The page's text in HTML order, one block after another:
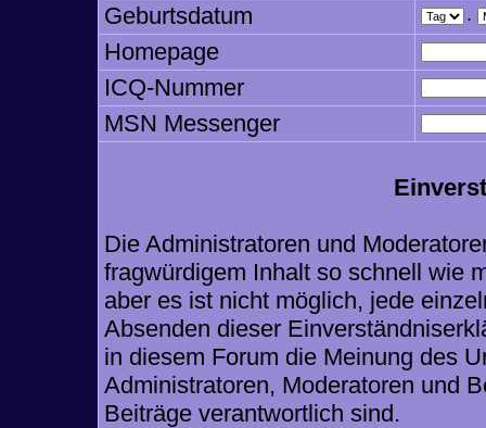
Geburtsdatum
.
Homepage
ICQ-Nummer
MSN Messenger
Die Administratoren und
fragwürdigem Inhalt so schnell wie
aber es ist nicht möglich, jede
Absenden dieser
in diesem Forum die Meinung des
Administratoren, Moderatoren und
Beiträge verantwortlich sind.